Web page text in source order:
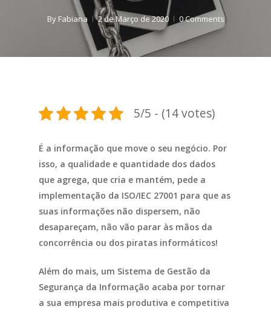
By Fabiana 2 de Março de 2020 0 Comments
5/5 - (14 votes)
É a informação que move o seu negócio. Por
isso, a qualidade e quantidade dos dados
que agrega, que cria e mantém, pede a
implementação da ISO/IEC 27001 para que as
suas informações não dispersem, não
desapareçam, não vão parar às mãos da
concorrência ou dos piratas informáticos!
Além do mais, um Sistema de Gestão da
Segurança da Informação acaba por tornar
a sua empresa mais produtiva e competitiva